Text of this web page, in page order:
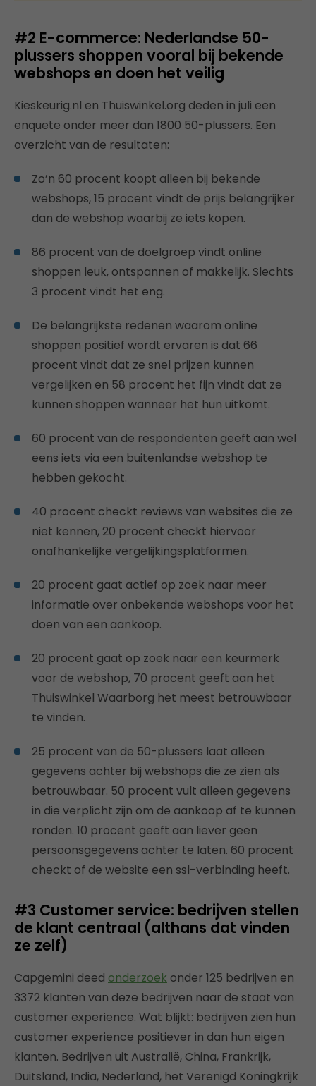
#2 E-commerce: Nederlandse 50-
plussers shoppen vooral bij bekende
webshops en doen het veilig
Kieskeurig.nl en Thuiswinkel.org deden in juli een
enquete onder meer dan 1800 50-plussers. Een
overzicht van de resultaten:
Zo’n 60 procent koopt alleen bij bekende
webshops, 15 procent vindt de prijs belangrijker
dan de webshop waarbij ze iets kopen.
86 procent van de doelgroep vindt online
shoppen leuk, ontspannen of makkelijk. Slechts
3 procent vindt het eng.
De belangrijkste redenen waarom online
shoppen positief wordt ervaren is dat 66
procent vindt dat ze snel prijzen kunnen
vergelijken en 58 procent het fijn vindt dat ze
kunnen shoppen wanneer het hun uitkomt.
60 procent van de respondenten geeft aan wel
eens iets via een buitenlandse webshop te
hebben gekocht.
40 procent checkt reviews van websites die ze
niet kennen, 20 procent checkt hiervoor
onafhankelijke vergelijkingsplatformen.
20 procent gaat actief op zoek naar meer
informatie over onbekende webshops voor het
doen van een aankoop.
20 procent gaat op zoek naar een keurmerk
voor de webshop, 70 procent geeft aan het
Thuiswinkel Waarborg het meest betrouwbaar
te vinden.
25 procent van de 50-plussers laat alleen
gegevens achter bij webshops die ze zien als
betrouwbaar. 50 procent vult alleen gegevens
in die verplicht zijn om de aankoop af te kunnen
ronden. 10 procent geeft aan liever geen
persoonsgegevens achter te laten. 60 procent
checkt of de website een ssl-verbinding heeft.
#3 Customer service: bedrijven stellen
de klant centraal (althans dat vinden
ze zelf)
Capgemini deed onderzoek onder 125 bedrijven en
3372 klanten van deze bedrijven naar de staat van
customer experience. Wat blijkt: bedrijven zien hun
customer experience positiever in dan hun eigen
klanten. Bedrijven uit Australië, China, Frankrijk,
Duitsland, India, Nederland, het Verenigd Koningkrijk